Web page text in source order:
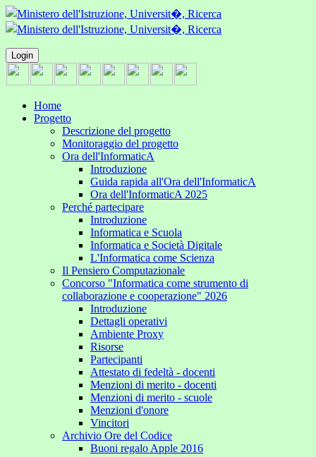
Login
Home
Progetto
Descrizione del progetto
Monitoraggio del progetto
Ora dell'InformaticA
Introduzione
Guida rapida all'Ora dell'InformaticA
Ora dell'InformaticA 2025
Perché partecipare
Introduzione
Informatica e Scuola
Informatica e Società Digitale
L'Informatica come Scienza
Il Pensiero Computazionale
Concorso "Informatica come strumento di
collaborazione e cooperazione" 2026
Introduzione
Dettagli operativi
Ambiente Proxy
Risorse
Partecipanti
Attestato di fedeltà - docenti
Menzioni di merito - docenti
Menzioni di merito - scuole
Menzioni d'onore
Vincitori
Archivio Ore del Codice
Buoni regalo Apple 2016